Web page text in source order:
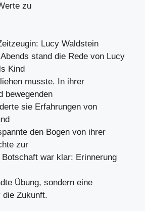
zu
Lucy Waldstein
stand die Rede von Lucy
Kind
musste. In ihrer
bewegenden
sie Erfahrungen von
den Bogen von ihrer
zur
war klar: Erinnerung
Übung, sondern eine
die Zukunft.